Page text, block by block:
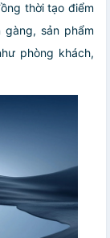
thời tạo điểm
sản phẩm
phòng khách,